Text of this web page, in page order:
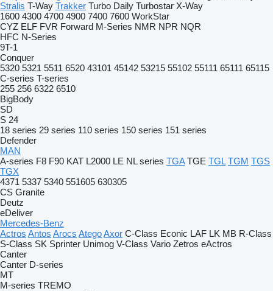
Stralis T-Way Trakker Turbo Daily Turbostar X-Way
1600 4300 4700 4900 7400 7600 WorkStar
CYZ ELF FVR Forward M-Series NMR NPR NQR
HFC N-Series
9T-1
Conquer
5320 5321 5511 6520 43101 45142 53215 55102 55111 65111 65115
C-series T-series
255 256 6322 6510
BigBody
SD
S 24
18 series 29 series 110 series 150 series 151 series
Defender
MAN
A-series F8 F90 KAT L2000 LE NL series TGA TGE TGL TGM TGS
TGX
4371 5337 5340 551605 630305
CS Granite
Deutz
eDeliver
Mercedes-Benz
Actros Antos Arocs AtegoAxor C-Class Econic LAF LK MB R-Class
S-Class SK Sprinter Unimog V-Class Vario Zetros eActros
Canter
Canter D-series
MT
M-series TREMO